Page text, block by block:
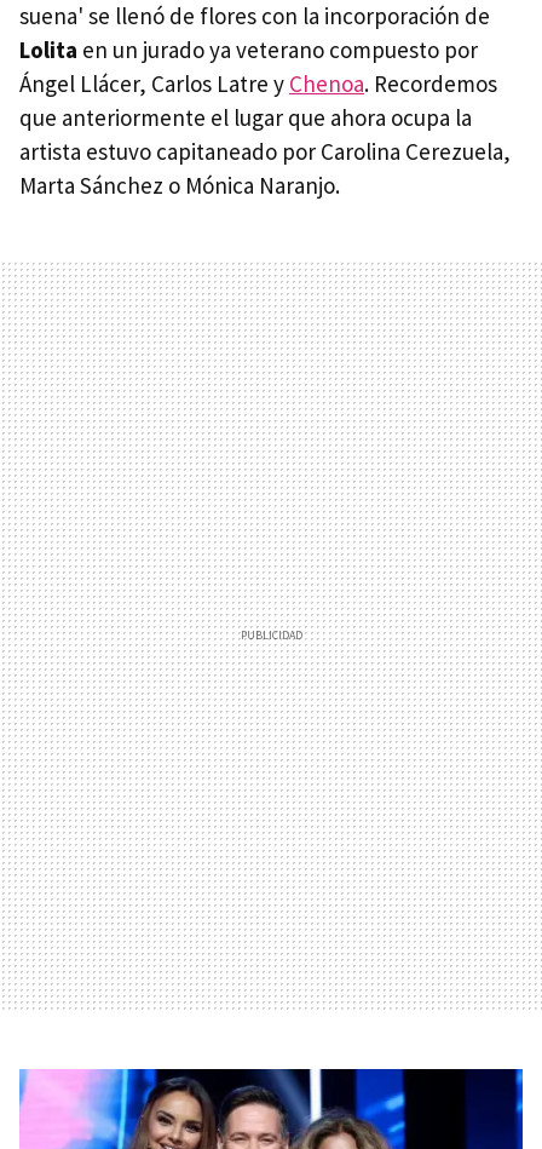
suena' se llenó de flores con la incorporación de
Lolita en un jurado ya veterano compuesto por
Ángel Llácer, Carlos Latre y Chenoa. Recordemos
que anteriormente el lugar que ahora ocupa la
artista estuvo capitaneado por Carolina Cerezuela,
Marta Sánchez o Mónica Naranjo.